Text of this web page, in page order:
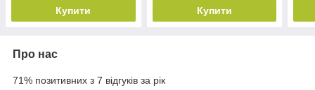
Купити Купити
Про нас
71% позитивних з 7 відгуків за рік